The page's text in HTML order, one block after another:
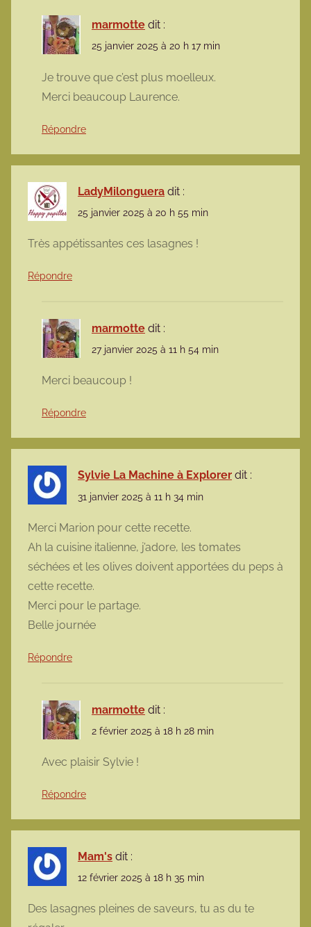
marmotte dit :
25 janvier 2025 à 20 h 17 min
Je trouve que c’est plus moelleux.
Merci beaucoup Laurence.
Répondre
LadyMilonguera dit :
25 janvier 2025 à 20 h 55 min
Très appétissantes ces lasagnes !
Répondre
marmotte dit :
27 janvier 2025 à 11 h 54 min
Merci beaucoup !
Répondre
Sylvie La Machine à Explorer dit :
31 janvier 2025 à 11 h 34 min
Merci Marion pour cette recette.
Ah la cuisine italienne, j’adore, les tomates
séchées et les olives doivent apportées du peps à
cette recette.
Merci pour le partage.
Belle journée
Répondre
marmotte dit :
2 février 2025 à 18 h 28 min
Avec plaisir Sylvie !
Répondre
Mam's dit :
12 février 2025 à 18 h 35 min
Des lasagnes pleines de saveurs, tu as du te